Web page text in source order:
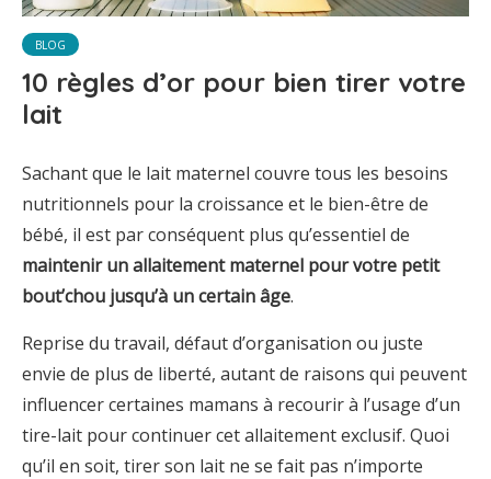
BLOG
10 règles d’or pour bien tirer votre
lait
Sachant que le lait maternel couvre tous les besoins
nutritionnels pour la croissance et le bien-être de
bébé, il est par conséquent plus qu’essentiel de
maintenir un allaitement maternel pour votre petit
bout’chou jusqu’à un certain âge.
Reprise du travail, défaut d’organisation ou juste
envie de plus de liberté, autant de raisons qui peuvent
influencer certaines mamans à recourir à l’usage d’un
tire-lait pour continuer cet allaitement exclusif. Quoi
qu’il en soit, tirer son lait ne se fait pas n’importe